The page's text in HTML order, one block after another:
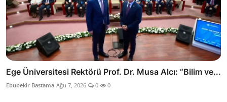
Ege Üniversitesi Rektörü Prof. Dr. Musa Alcı: “Bilim ve...
Ebubekir Bastama Ağu 7, 2026 0 0